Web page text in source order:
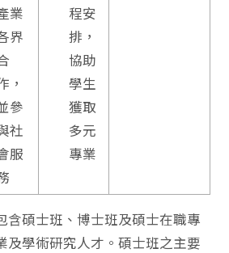
業
界
，
參
社
服
程安
排，
協助
學生
獲取
多元
專業
碩士班、博士班及碩士在職專
及學術研究人才。碩士班之主要